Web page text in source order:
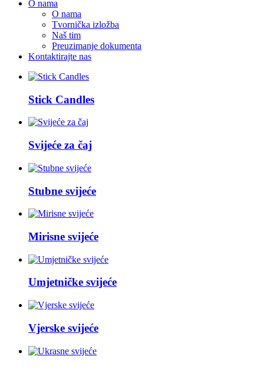
O nama
O nama
Tvornička izložba
Naš tim
Preuzimanje dokumenta
Kontaktirajte nas
Stick Candles
Svijeće za čaj
Stubne svijeće
Mirisne svijeće
Umjetničke svijeće
Vjerske svijeće